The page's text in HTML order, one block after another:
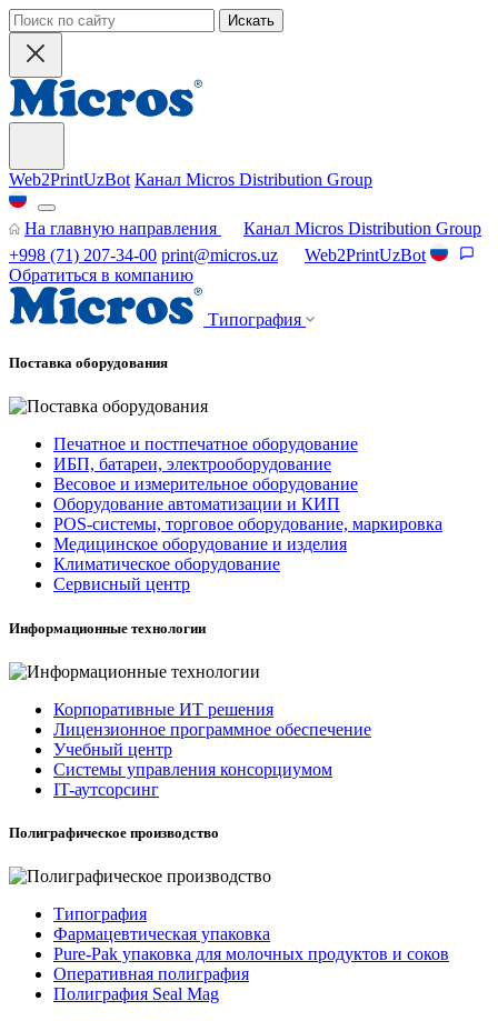
Искать
Web2PrintUzBot Канал Micros Distribution Group
На главную направления
Канал Micros Distribution Group
+998 (71) 207-34-00 print@micros.uz
Web2PrintUzBot
Обратиться в компанию
Типография
Поставка оборудования
Печатное и постпечатное оборудование
ИБП, батареи, электрооборудование
Весовое и измерительное оборудование
Оборудование автоматизации и КИП
POS-системы, торговое оборудование, маркировка
Медицинское оборудование и изделия
Климатическое оборудование
Сервисный центр
Информационные технологии
Корпоративные ИТ решения
Лицензионное программное обеспечение
Учебный центр
Системы управления консорциумом
IT-аутсорсинг
Полиграфическое производство
Типография
Фармацевтическая упаковка
Pure-Pak упаковка для молочных продуктов и соков
Оперативная полиграфия
Полиграфия Seal Mag